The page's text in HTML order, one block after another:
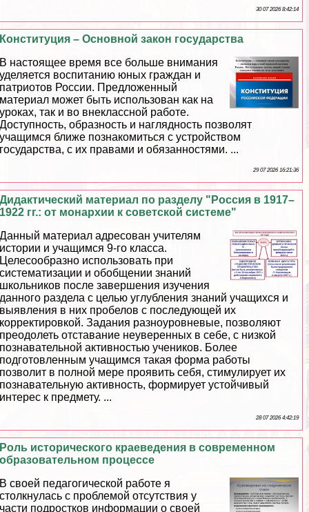
30 07 2026 8:42:14
Конституция – Основной закон государства
В настоящее время все больше внимания
уделяется воспитанию юных граждан и
патриотов России. Предложенный
материал может быть использован как на
уроках, так и во внеклассной работе.
Доступность, образность и наглядность позволят
учащимся ближе познакомиться с устройством
государства, с их правами и обязанностями. ...
29 07 2026 16:21:36
Дидактический материал по разделу "Россия в 1917–
1922 гг.: от монархии к советской системе"
Данный материал адресован учителям
истории и учащимся 9-го класса.
Целесообразно использовать при
систематизации и обобщении знаний
школьников после завершения изучения
данного раздела с целью углубления знаний учащихся и
выявления в них пробелов с последующей их
корректировкой. Задания разноуровневые, позволяют
преодолеть отставание неуверенных в себе, с низкой
познавательной активностью учеников. Более
подготовленным учащимся такая форма работы
позволит в полной мере проявить себя, стимулирует их
познавательную активность, формирует устойчивый
интерес к предмету. ...
28 07 2026 4:42:19
Роль исторического краеведения в современном
образовательном процессе
В своей педагогической работе я
столкнулась с проблемой отсутствия у
части подростков информации о своей